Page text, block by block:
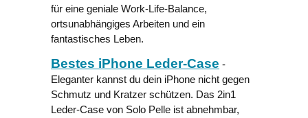
für eine geniale Work-Life-Balance,
ortsunabhängiges Arbeiten und ein
fantastisches Leben.
Bestes iPhone Leder-Case -
Eleganter kannst du dein iPhone nicht gegen
Schmutz und Kratzer schützen. Das 2in1
Leder-Case von Solo Pelle ist abnehmbar,